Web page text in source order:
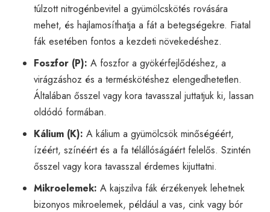
túlzott nitrogénbevitel a gyümölcskötés rovására
mehet, és hajlamosíthatja a fát a betegségekre. Fiatal
fák esetében fontos a kezdeti növekedéshez.
Foszfor (P): A foszfor a gyökérfejlődéshez, a
virágzáshoz és a terméskötéshez elengedhetetlen.
Általában ősszel vagy kora tavasszal juttatjuk ki, lassan
oldódó formában.
Kálium (K): A kálium a gyümölcsök minőségéért,
ízéért, színéért és a fa télállóságáért felelős. Szintén
ősszel vagy kora tavasszal érdemes kijuttatni.
Mikroelemek: A kajszilva fák érzékenyek lehetnek
bizonyos mikroelemek, például a vas, cink vagy bór